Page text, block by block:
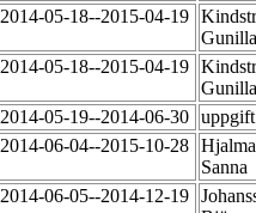
2014-05-18--2015-04-19
2014-05-18--2015-04-19
2014-05-19--2014-06-30
2014-06-04--2015-10-28
Sanna
2014-06-05--2014-12-19